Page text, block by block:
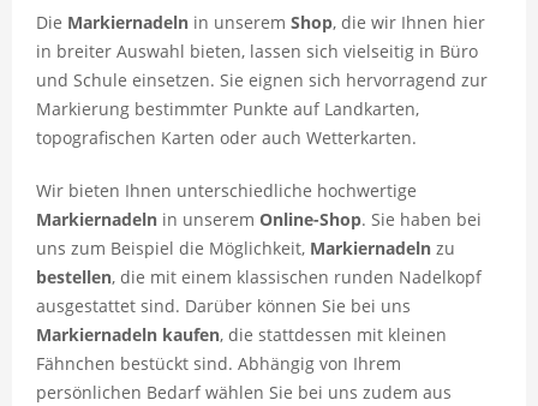
Die Markiernadeln in unserem Shop, die wir Ihnen hier
in breiter Auswahl bieten, lassen sich vielseitig in Büro
und Schule einsetzen. Sie eignen sich hervorragend zur
Markierung bestimmter Punkte auf Landkarten,
topografischen Karten oder auch Wetterkarten.
Wir bieten Ihnen unterschiedliche hochwertige
Markiernadeln in unserem Online-Shop. Sie haben bei
uns zum Beispiel die Möglichkeit, Markiernadeln zu
bestellen, die mit einem klassischen runden Nadelkopf
ausgestattet sind. Darüber können Sie bei uns
Markiernadeln kaufen, die stattdessen mit kleinen
Fähnchen bestückt sind. Abhängig von Ihrem
persönlichen Bedarf wählen Sie bei uns zudem aus